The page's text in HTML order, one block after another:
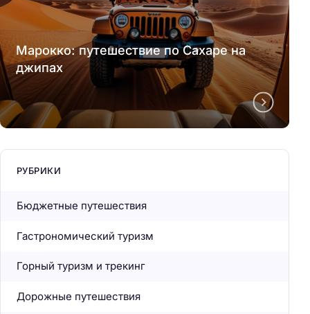
Марокко: путешествие по Сахаре на
джипах
РУБРИКИ
Бюджетные путешествия
Гастрономический туризм
Горный туризм и трекинг
Дорожные путешествия